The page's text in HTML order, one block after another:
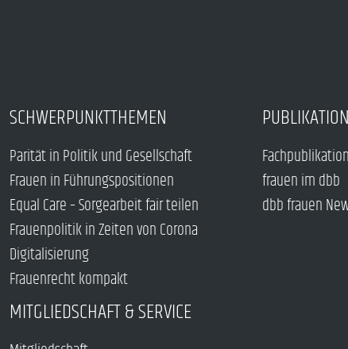
SCHWERPUNKTTHEMEN
Parität in Politik und Gesellschaft
Frauen in Führungspositionen
Equal Care – Sorgearbeit fair teilen
Frauenpolitik in Zeiten von Corona
Digitalisierung
Frauenrecht kompakt
frauen im dbb
dbb frauen
MITGLIEDSCHAFT & SERVICE